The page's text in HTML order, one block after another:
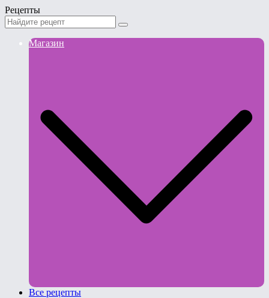
Рецепты
Магазин
Все рецепты